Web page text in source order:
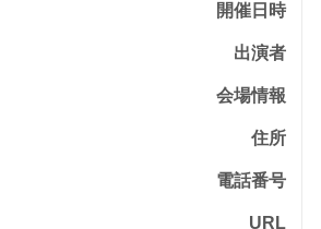
開催日時
出演者
会場情報
住所
電話番号
URL